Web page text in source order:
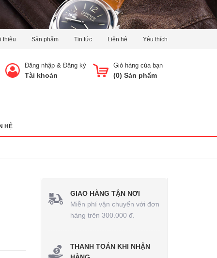
thiệu Sản phẩm Tin tức Liên hệ Yêu thích
Giỏ hàng của bạn
(0) Sản phẩm
Đăng nhập & Đăng ký
Tài khoản
HỆ
GIAO HÀNG TẬN NƠI
Miễn phí vận chuyển với đơn
hàng trên 300.000 đ.
THANH TOÁN KHI NHẬN